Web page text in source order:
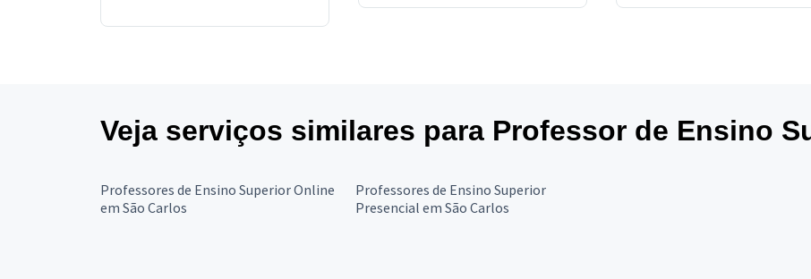
Veja serviços similares para Professor de Ensino
Professores de Ensino Superior Online
em São Carlos
Professores de Ensino Superior
Presencial em São Carlos